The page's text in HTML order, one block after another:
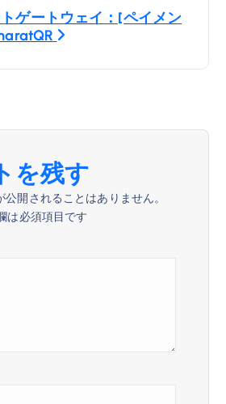
ゲートウェイ：[ペイメン
を残す
公開されることはありません。
は必須項目です